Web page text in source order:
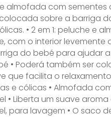
almofada com sementes
sobre a barriga
• 2 em 1: peluche e
com o interior levemente
do bebé para ajudar
• Poderá também ser
que facilita o
e cólicas • Almofada
• Liberta um suave
para lavagem • O saco